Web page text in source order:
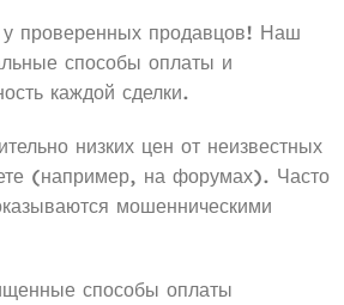
у проверенных продавцов! Наш
способы оплаты и
каждой сделки.
низких цен от неизвестных
(например, на форумах). Часто
мошенническими
способы оплаты